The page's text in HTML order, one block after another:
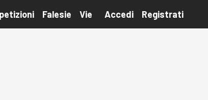
Falesie Vie Accedi Registrati